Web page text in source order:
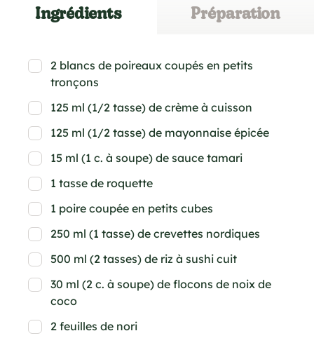
Ingrédients Préparation
2 blancs de poireaux coupés en petits
tronçons
125 ml (1/2 tasse) de crème à cuisson
125 ml (1/2 tasse) de mayonnaise épicée
15 ml (1 c. à soupe) de sauce tamari
1 tasse de roquette
1 poire coupée en petits cubes
250 ml (1 tasse) de crevettes nordiques
500 ml (2 tasses) de riz à sushi cuit
30 ml (2 c. à soupe) de flocons de noix de
coco
2 feuilles de nori